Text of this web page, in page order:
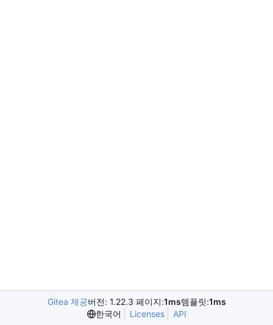
Gitea 제공버전: 1.22.3 페이지:1ms템플릿:1ms
한국어
Licenses API